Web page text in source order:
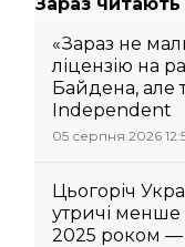
«Зараз не
ліцензію на
Байдена, але
Independent
05 серпня 2026
Цьогоріч
утричі
2025 роком